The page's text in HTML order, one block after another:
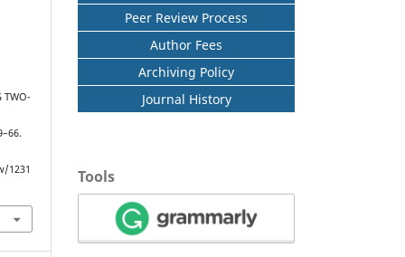
TWO-
1231
Peer Review Process
Author Fees
Archiving Policy
Journal History
Tools